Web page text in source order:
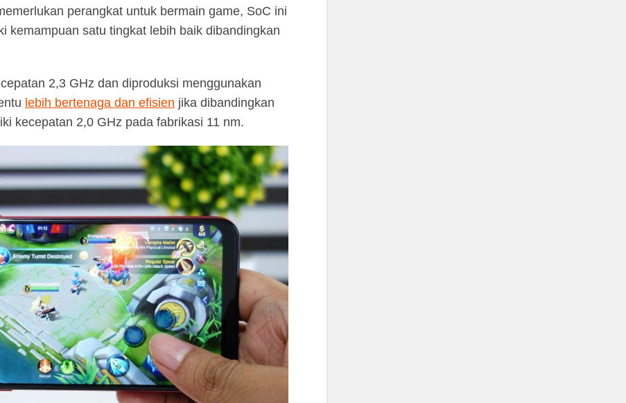
perangkat untuk bermain game, SoC ini
kemampuan satu tingkat lebih baik dibandingkan
2,3 GHz dan diproduksi menggunakan
lebih bertenaga dan efisien jika dibandingkan
kecepatan 2,0 GHz pada fabrikasi 11 nm.